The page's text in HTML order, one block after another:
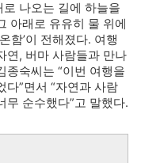
나오는 길에 하늘을
아래로 유유히 물 위에
함’이 전해졌다. 여행
연, 버마 사람들과 만나
종숙씨는 “이번 여행을
다”면서 “자연과 사람
무 순수했다”고 말했다.